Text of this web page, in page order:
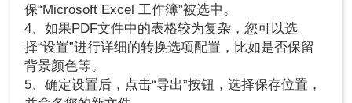
保“Microsoft Excel 工作簿”被选中。
4、如果PDF文件中的表格较为复杂，您可以选
择“设置”进行详细的转换选项配置，比如是否保留
背景颜色等。
5、确定设置后，点击“导出”按钮，选择保存位置，